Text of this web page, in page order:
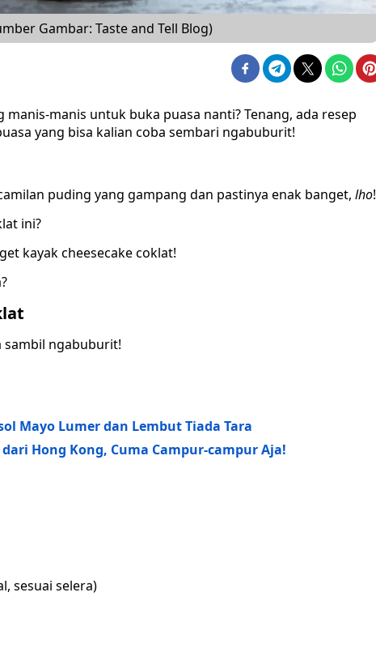
Gambar: Taste and Tell Blog)
manis-manis untuk buka puasa nanti? Tenang, ada resep
yang bisa kalian coba sembari ngabuburit!
puding yang gampang dan pastinya enak banget, lho!
ini?
kayak cheesecake coklat!
sambil ngabuburit!
Mayo Lumer dan Lembut Tiada Tara
Hong Kong, Cuma Campur-campur Aja!
sesuai selera)